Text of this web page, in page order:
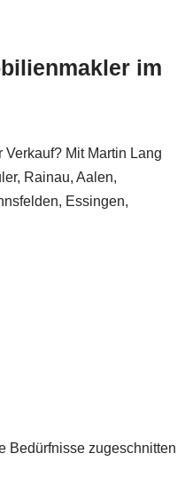
im
Mit Martin Lang
Rainau, Aalen,
Essingen,
Bedürfnisse zugeschnitten